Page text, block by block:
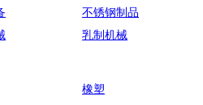
不锈钢制品
乳制机械
橡塑